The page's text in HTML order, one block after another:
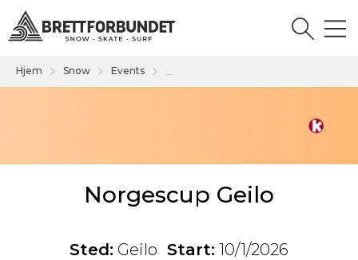
Hjem Snow Events
Norgescup Geilo
Sted: Geilo Start: 10/1/2026